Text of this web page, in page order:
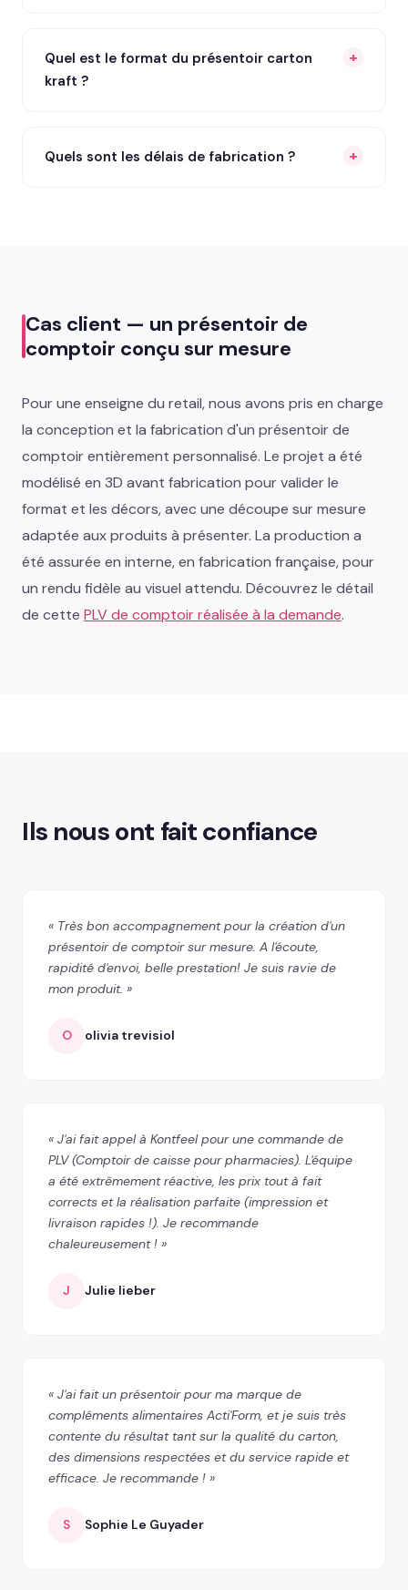
Quel est le format du présentoir carton
kraft ?
Quels sont les délais de fabrication ?
Cas client — un présentoir de
comptoir conçu sur mesure
Pour une enseigne du retail, nous avons pris en charge
la conception et la fabrication d'un présentoir de
comptoir entièrement personnalisé. Le projet a été
modélisé en 3D avant fabrication pour valider le
format et les décors, avec une découpe sur mesure
adaptée aux produits à présenter. La production a
été assurée en interne, en fabrication française, pour
un rendu fidèle au visuel attendu. Découvrez le détail
de cette PLV de comptoir réalisée à la demande.
Ils nous ont fait confiance
« Très bon accompagnement pour la création d'un
présentoir de comptoir sur mesure. A l'écoute,
rapidité d'envoi, belle prestation! Je suis ravie de
mon produit. »
O olivia trevisiol
« J'ai fait appel à Kontfeel pour une commande de
PLV (Comptoir de caisse pour pharmacies). L'équipe
a été extrêmement réactive, les prix tout à fait
corrects et la réalisation parfaite (impression et
livraison rapides !). Je recommande
chaleureusement ! »
J Julie lieber
« J'ai fait un présentoir pour ma marque de
compléments alimentaires Acti'Form, et je suis très
contente du résultat tant sur la qualité du carton,
des dimensions respectées et du service rapide et
efficace. Je recommande ! »
S Sophie Le Guyader